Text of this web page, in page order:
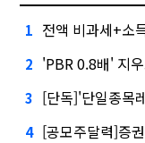
1 전액 비과세+소
2 'PBR 0.8배' 지우고
3 [단독]'단일종목레버
4 [공모주달력]증권